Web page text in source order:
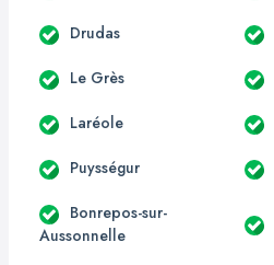
Drudas
Le Grès
Laréole
Puysségur
Bonrepos-sur-
Aussonnelle